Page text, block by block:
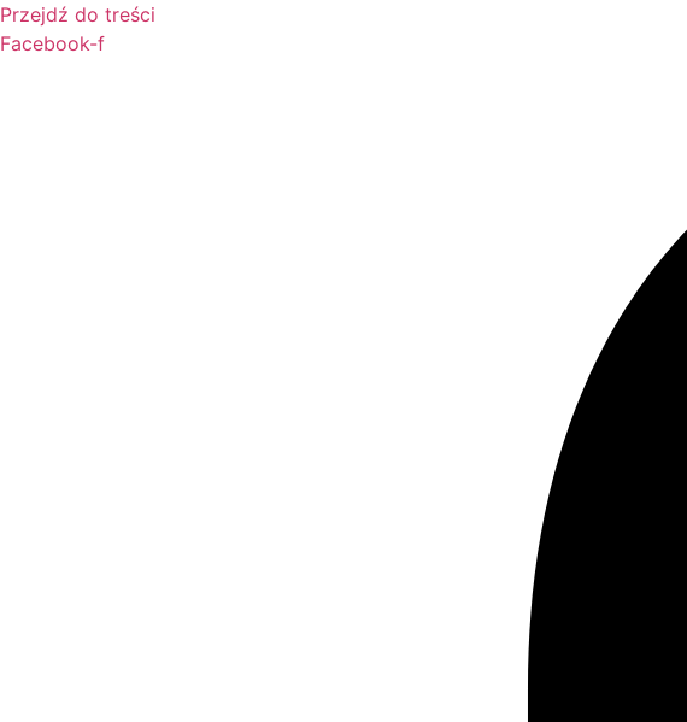
Przejdź do treści
Facebook-f